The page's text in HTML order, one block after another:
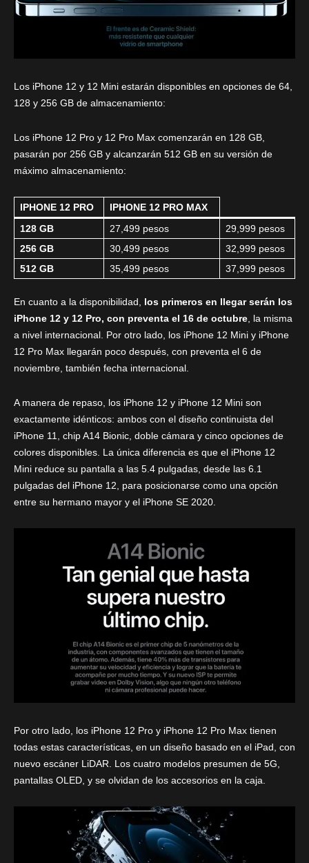
Los iPhone 12 y 12 Mini estarán disponibles en opciones de 64,
128 y 256 GB de almacenamiento:
Los iPhone 12 Pro y 12 Pro Max comenzarán en 128 GB,
pasarán por 256 GB y alcanzarán 512 GB en su versión de
máximo almacenamiento:
IPHONE 12 PRO
IPHONE 12 PRO MAX
128 GB
27,499 pesos
29,999 pesos
256 GB
30,499 pesos
32,999 pesos
512 GB
35,499 pesos 37,999 pesos
En cuanto a la disponibilidad, los primeros en llegar serán los
iPhone 12 y 12 Pro, con preventa el 16 de octubre, la misma
a nivel internacional. Por otro lado, los iPhone 12 Mini y iPhone
12 Pro Max llegarán poco después, con preventa el 6 de
noviembre, también fecha internacional.
A manera de repaso, los iPhone 12 y iPhone 12 Mini son
exactamente idénticos: ambos con el diseño continuista del
iPhone 11, chip A14 Bionic, doble cámara y cinco opciones de
colores disponibles. La única diferencia es que el iPhone 12
Mini reduce su pantalla a las 5.4 pulgadas, desde las 6.1
pulgadas del iPhone 12, para posicionarse como una opción
entre su hermano mayor y el iPhone SE 2020.
Por otro lado, los iPhone 12 Pro y iPhone 12 Pro Max tienen
todas estas características, en un diseño basado en el iPad, con
nuevo escáner LiDAR. Los cuatro modelos presumen de 5G,
pantallas OLED, y se olvidan de los accesorios en la caja.